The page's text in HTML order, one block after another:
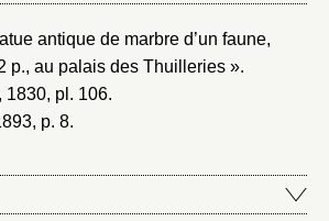
antique de marbre d’un faune,
p., au palais des Thuilleries ».
1830, pl. 106.
, p. 8.